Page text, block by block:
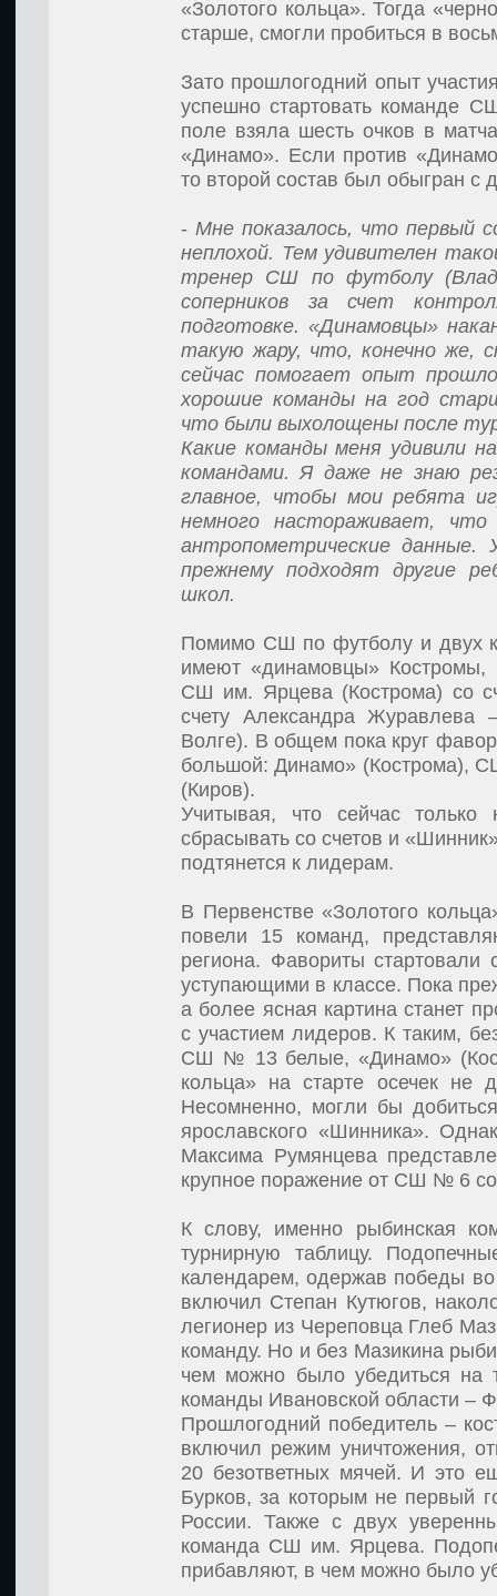
«Золотого кольца». Тогда
старше, смогли пробиться в
Зато прошлогодний опыт
успешно стартовать команде
поле взяла шесть очков в
«Динамо». Если против
то второй состав был обыгран с
- Мне показалось, что первый
неплохой. Тем удивителен
тренер СШ по футболу
соперников за счет
подготовке. «Динамовцы»
такую жару, что, конечно же,
сейчас помогает опыт
хорошие команды на год
что были выхолощены после
Какие команды меня удивили
командами. Я даже не знаю
главное, чтобы мои ребята
немного настораживает,
антропометрические данные.
прежнему подходят другие
школ.
Помимо СШ по футболу и двух
имеют «динамовцы» Костромы,
СШ им. Ярцева (Кострома) со
счету Александра Журавлева
Волге). В общем пока круг
большой: Динамо» (Кострома),
(Киров).
Учитывая, что сейчас
сбрасывать со счетов и
подтянется к лидерам.
В Первенстве «Золотого
повели 15 команд,
региона. Фавориты
уступающими в классе. Пока
а более ясная картина станет
с участием лидеров. К таким,
СШ № 13 белые, «Динамо»
кольца» на старте осечек не
Несомненно, могли бы
ярославского «Шинника».
Максима Румянцева
крупное поражение от СШ № 6 со
К слову, именно рыбинская
турнирную таблицу.
календарем, одержав победы
включил Степан Кутюгов,
легионер из Череповца Глеб
команду. Но и без Мазикина
чем можно было убедиться на
команды Ивановской области –
Прошлогодний победитель –
включил режим уничтожения,
20 безответных мячей. И это
Бурков, за которым не первый
России. Также с двух
команда СШ им. Ярцева.
прибавляют, в чем можно было